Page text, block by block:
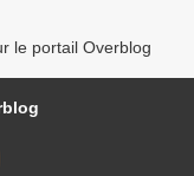
le portail Overblog